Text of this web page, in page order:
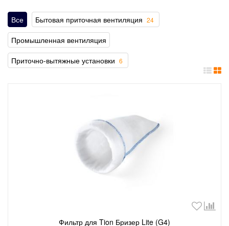
Все Бытовая приточная вентиляция 24
Промышленная вентиляция
Приточно-вытяжные установки 6
Фильтр для Tion Бризер Lite (G4)